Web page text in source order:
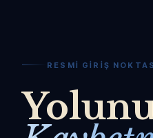
RESMI GIRIŞ